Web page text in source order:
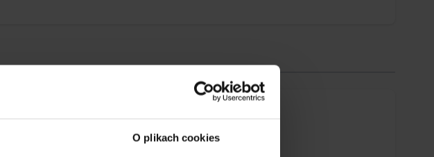
O plikach cookies